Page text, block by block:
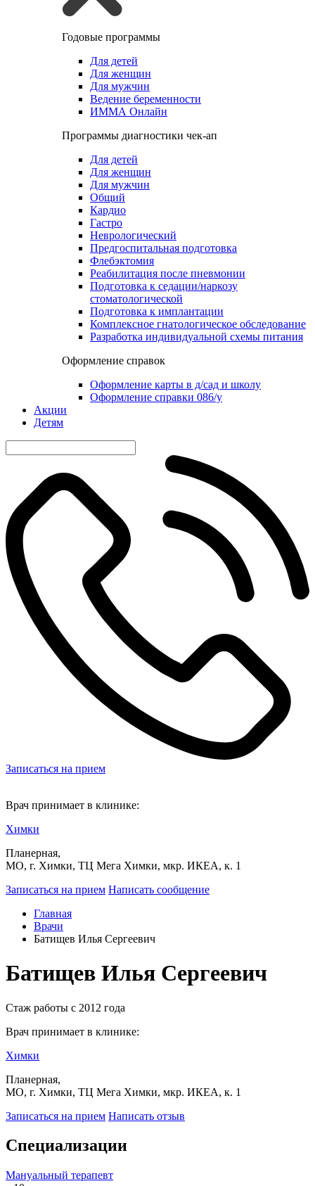
Годовые программы
Для детей
Для женщин
Для мужчин
Ведение беременности
ИММА Онлайн
Программы диагностики чек-ап
Для детей
Для женщин
Для мужчин
Общий
Кардио
Гастро
Неврологический
Предгоспитальная подготовка
Флебэктомия
Реабилитация после пневмонии
Подготовка к седации/наркозу
стоматологической
Подготовка к имплантации
Комплексное гнатологическое обследование
Разработка индивидуальной схемы питания
Оформление справок
Оформление карты в д/сад и школу
Оформление справки 086/у
Акции
Детям
Записаться на прием
Врач принимает в клинике:
Химки
Планерная,
МО, г. Химки, ТЦ Мега Химки, мкр. ИКЕА, к. 1
Записаться на прием Написать сообщение
Главная
Врачи
Батищев Илья Сергеевич
Батищев Илья Сергеевич
Стаж работы с 2012 года
Врач принимает в клинике:
Химки
Планерная,
МО, г. Химки, ТЦ Мега Химки, мкр. ИКЕА, к. 1
Записаться на прием Написать отзыв
Специализации
Мануальный терапевт